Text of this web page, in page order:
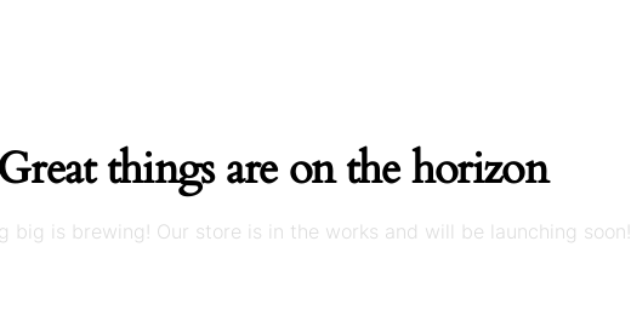
things are on the horizon
big is brewing! Our store is in the works and will be launching soon!